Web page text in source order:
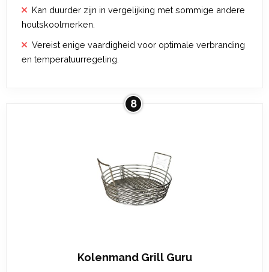
Kan duurder zijn in vergelijking met sommige andere
houtskoolmerken.
Vereist enige vaardigheid voor optimale verbranding
en temperatuurregeling.
8
Kolenmand Grill Guru